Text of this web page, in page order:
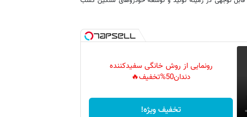
رونمایی از روش خانگی سفیدکننده
دندان50%تخفیف🔥
تخفیف ویژه!